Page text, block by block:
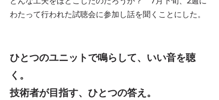
わたって行われた試聴会に参加し話を聞くことにした。
ひとつのユニットで鳴らして、いい音を聴
く。
技術者が目指す、ひとつの答え。